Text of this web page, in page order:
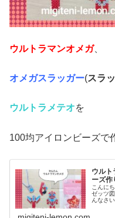
ウルトラマンオメガ、
オメガスラッガー(スラ
ウルトラメテオを
100均アイロンビーズで
ウル
ーズ作
こんに
ゼッツ
んなさ